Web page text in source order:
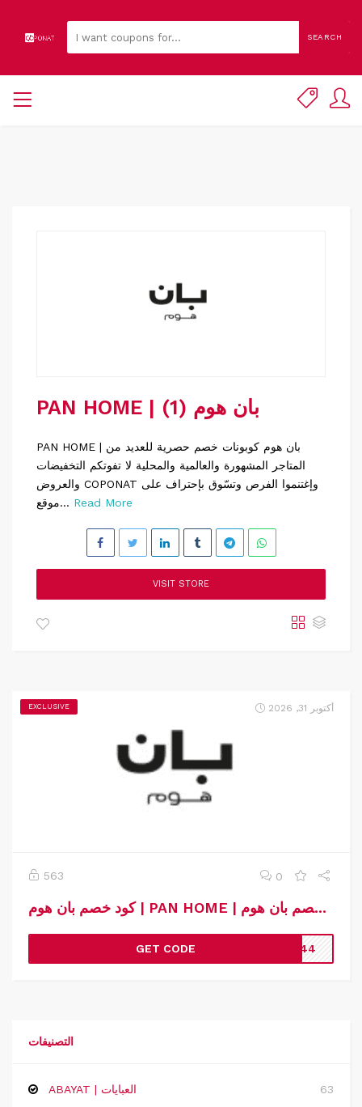
SEARCH
PAN HOME | بان هوم (1)
PAN HOME | بان هوم كوبونات خصم حصرية للعديد من
المتاجر المشهورة والعالمية والمحلية لا تفوتكم التخفيضات
والعروض COPONAT وإغتنموا الفرص وتسّوق بإحتراف على
موقع... Read More
VISIT STORE
EXCLUSIVE أكتوبر 31, 2026
563 0
كود خصم بان هوم | PAN HOME | كوبون خصم بان هوم
GET CODE DM44
التصنيفات
ABAYAT | العبايات 63